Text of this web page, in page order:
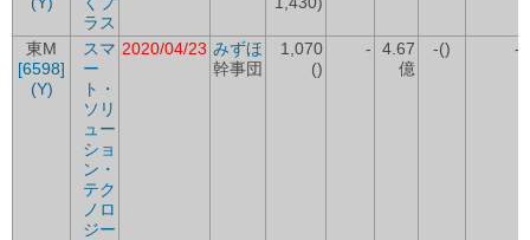
ラス
東M
[6598]
(Y)
スマ
ー
ト・
ソリ
ュー
ショ
ン・
テク
ノロ
ジー
2020/04/23 みずほ
幹事団
1,070
()
-
4.67
億
-() -